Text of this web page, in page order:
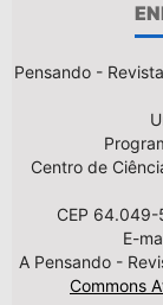
Pensando -
Centro de
CEP 64.049-
E-
A Pensando -
Commons